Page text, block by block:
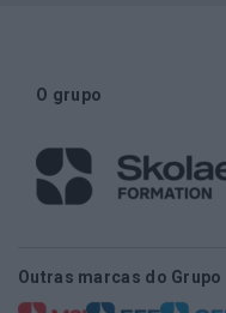
O grupo
Outras marcas do Grupo